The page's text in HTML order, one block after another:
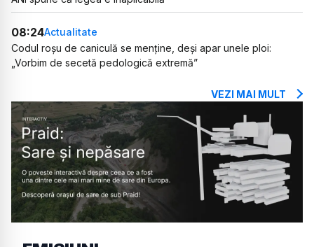
08:24Actualitate
Codul roșu de caniculă se menține, deși apar unele ploi:
„Vorbim de secetă pedologică extremă”
VEZI MAI MULT